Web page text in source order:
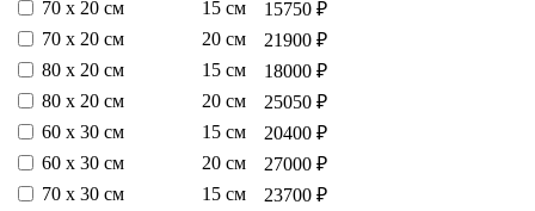
70 х 20 см
15 см
15750 ₽
70 х 20 см
20 см
21900 ₽
80 х 20 см
15 см
18000 ₽
80 х 20 см
20 см
25050 ₽
60 х 30 см
15 см
20400 ₽
60 х 30 см
20 см
27000 ₽
70 х 30 см
15 см
23700 ₽